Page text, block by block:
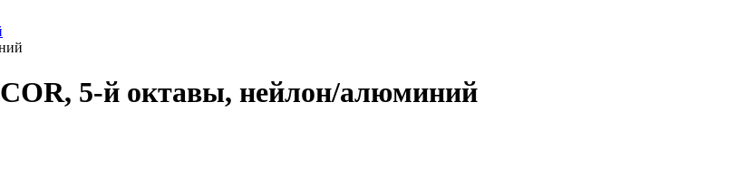
5-й октавы, нейлон/алюминий